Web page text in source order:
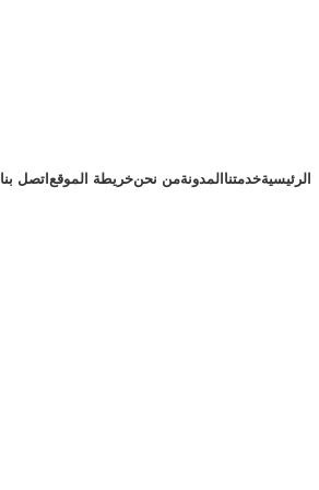
الرئيسيةخدمتنا المدونةمن نحنخريطة الموقع اتصل بنا